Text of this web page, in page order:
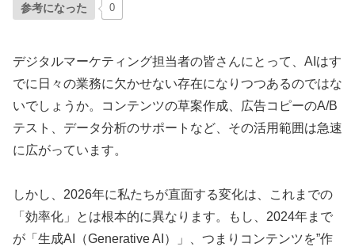
参考になった 0
デジタルマーケティング担当者の皆さんにとって、AIはす
でに日々の業務に欠かせない存在になりつつあるのではな
いでしょうか。コンテンツの草案作成、広告コピーのA/B
テスト、データ分析のサポートなど、その活用範囲は急速
に広がっています。
しかし、2026年に私たちが直面する変化は、これまでの
「効率化」とは根本的に異なります。もし、2024年まで
が「生成AI（Generative AI）」、つまりコンテンツを”作